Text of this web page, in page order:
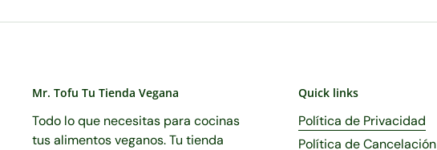
Mr. Tofu Tu Tienda Vegana
Todo lo que necesitas para cocinas
tus alimentos veganos. Tu tienda
Quick links
Política de Privacidad
Política de Cancelación